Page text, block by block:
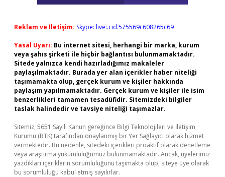
Reklam ve İletişim: Skype: live:.cid.575569c608265c69
Yasal Uyarı: Bu internet sitesi, herhangi bir marka, kurum
veya şahıs şirketi ile hiçbir bağlantısı bulunmamaktadır.
Sitede yalnızca kendi hazırladığımız makaleler
paylaşılmaktadır. Burada yer alan içerikler haber niteliği
taşımamakta olup, gerçek kurum ve kişiler hakkında
paylaşım yapılmamaktadır. Gerçek kurum ve kişiler ile isim
benzerlikleri tamamen tesadüfidir. Sitemizdeki bilgiler
taslak halindedir ve tavsiye niteliği taşımazlar.
Sitemiz, 5651 Sayılı Kanun gereğince Bilgi Teknolojileri ve İletişim
Kurumu (BTK) tarafından onaylanmış bir Yer Sağlayıcı olarak hizmet
vermektedir. Bu nedenle, sitedeki içerikleri proaktif olarak denetleme
veya araştırma yükümlülüğümüz bulunmamaktadır. Ancak, üyelerimiz
yazdıkları içeriklerin sorumluluğunu taşımakta olup, siteye üye olarak
bu sorumluluğu kabul etmiş sayılırlar.